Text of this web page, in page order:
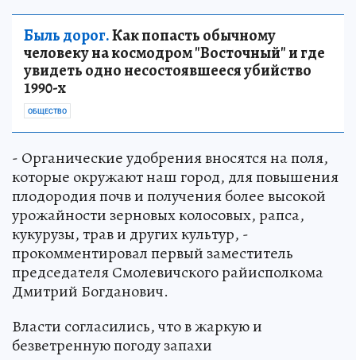
Быль дорог.Как попасть обычному
человеку на космодром "Восточный" и где
увидеть одно несостоявшееся убийство
1990-х
ОБЩЕСТВО
- Органические удобрения вносятся на поля,
которые окружают наш город, для повышения
плодородия почв и получения более высокой
урожайности зерновых колосовых, рапса,
кукурузы, трав и других культур, -
прокомментировал первый заместитель
председателя Смолевичского райисполкома
Дмитрий Богданович.
Власти согласились, что в жаркую и
безветренную погоду запахи